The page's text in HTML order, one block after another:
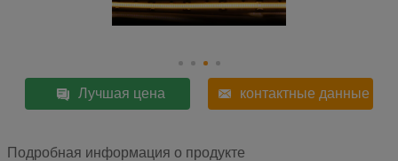
Лучшая цена контактные данные
Подробная информация о продукте